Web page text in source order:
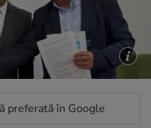
preferată în Google